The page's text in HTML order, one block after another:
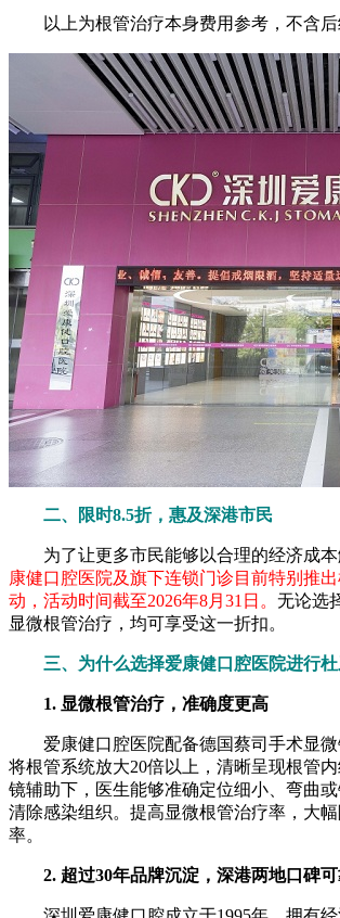
以上为根管治疗本身费用参考，不含后
二、限时8.5折，惠及深港市民
为了让更多市民能够以合理的经济成本
康健口腔医院及旗下连锁门诊目前特别推
动，活动时间截至2026年8月31日。 无论选
显微根管治疗，均可享受这一折扣。
三、为什么选择爱康健口腔医院进行杜
1. 显微根管治疗，准确度更高
爱康健口腔医院配备德国蔡司手术显微
将根管系统放大20倍以上，清晰呈现根管
镜辅助下，医生能够准确定位细小、弯曲
清除感染组织。提高显微根管治疗率，大
率。
2. 超过30年品牌沉淀，深港两地口碑可